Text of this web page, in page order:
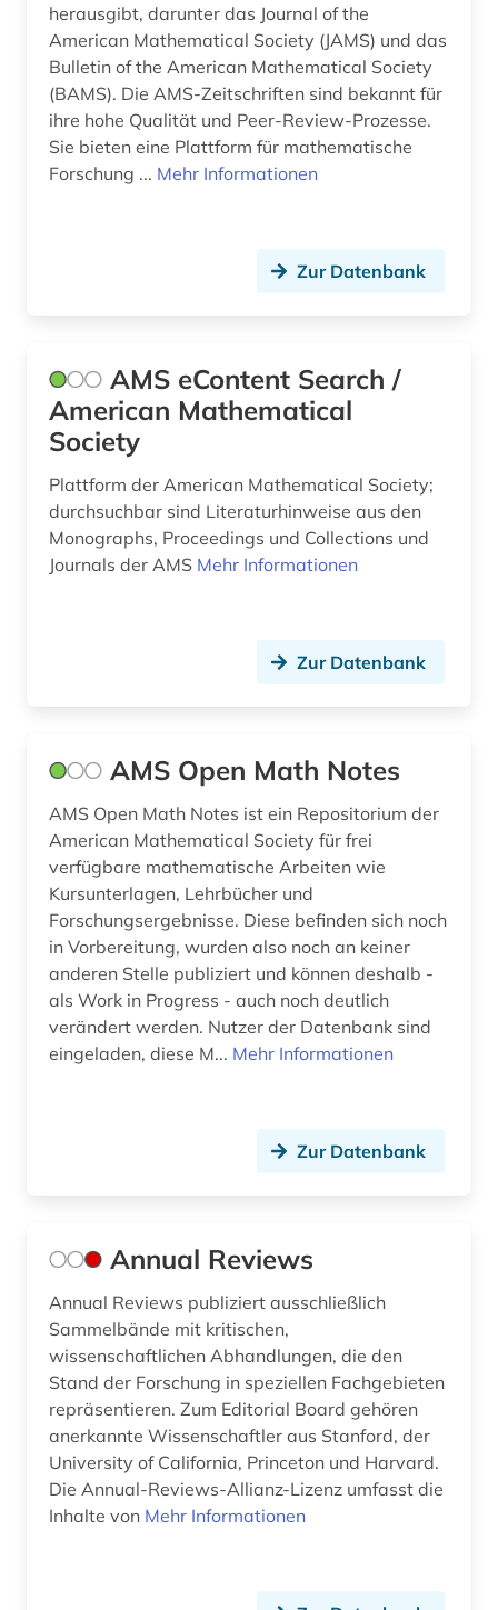
infrastruktur (1)
ingenieurswesen (1)
ingenieurwissenschaften (9)
inventar (1)
kurve (1)
landwirtschaft (1)
latein (1)
lehramt (2)
lehrmittel (3)
lineare statistik (1)
literaturwissenschaft (2)
maschinenbau (1)
materialwissenschaft (1)
mathematiker (2)
mathematikerin (2)
mathematische instrumente (1)
mathematische modelle (1)
mathematische physik (1)
herausgibt, darunter das Journal of the
American Mathematical Society (JAMS) und das
Bulletin of the American Mathematical Society
(BAMS). Die AMS-Zeitschriften sind bekannt für
ihre hohe Qualität und Peer-Review-Prozesse.
Sie bieten eine Plattform für mathematische
Forschung ... Mehr Informationen
Zur Datenbank
AMS eContent Search /
American Mathematical
Society
Plattform der American Mathematical Society;
durchsuchbar sind Literaturhinweise aus den
Monographs, Proceedings und Collections und
Journals der AMS Mehr Informationen
Zur Datenbank
AMS Open Math Notes
AMS Open Math Notes ist ein Repositorium der
American Mathematical Society für frei
verfügbare mathematische Arbeiten wie
Kursunterlagen, Lehrbücher und
Forschungsergebnisse. Diese befinden sich noch
in Vorbereitung, wurden also noch an keiner
anderen Stelle publiziert und können deshalb -
als Work in Progress - auch noch deutlich
verändert werden. Nutzer der Datenbank sind
eingeladen, diese M... Mehr Informationen
Zur Datenbank
Annual Reviews
Annual Reviews publiziert ausschließlich
Sammelbände mit kritischen,
wissenschaftlichen Abhandlungen, die den
Stand der Forschung in speziellen Fachgebieten
repräsentieren. Zum Editorial Board gehören
anerkannte Wissenschaftler aus Stanford, der
University of California, Princeton und Harvard.
Die Annual-Reviews-Allianz-Lizenz umfasst die
Inhalte von Mehr Informationen